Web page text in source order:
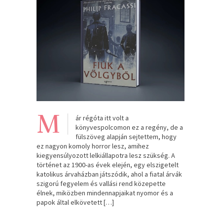
M
ár régóta itt volt a
könyvespolcomon ez a regény, de a
fülszöveg alapján sejtettem, hogy
ez nagyon komoly horror lesz, amihez
kiegyensúlyozott lelkiállapotra lesz szükség. A
történet az 1900-as évek elején, egy elszigetelt
katolikus árvaházban játszódik, ahol a fiatal árvák
szigorú fegyelem és vallási rend közepette
élnek, miközben mindennapjaikat nyomor és a
papok által elkövetett […]